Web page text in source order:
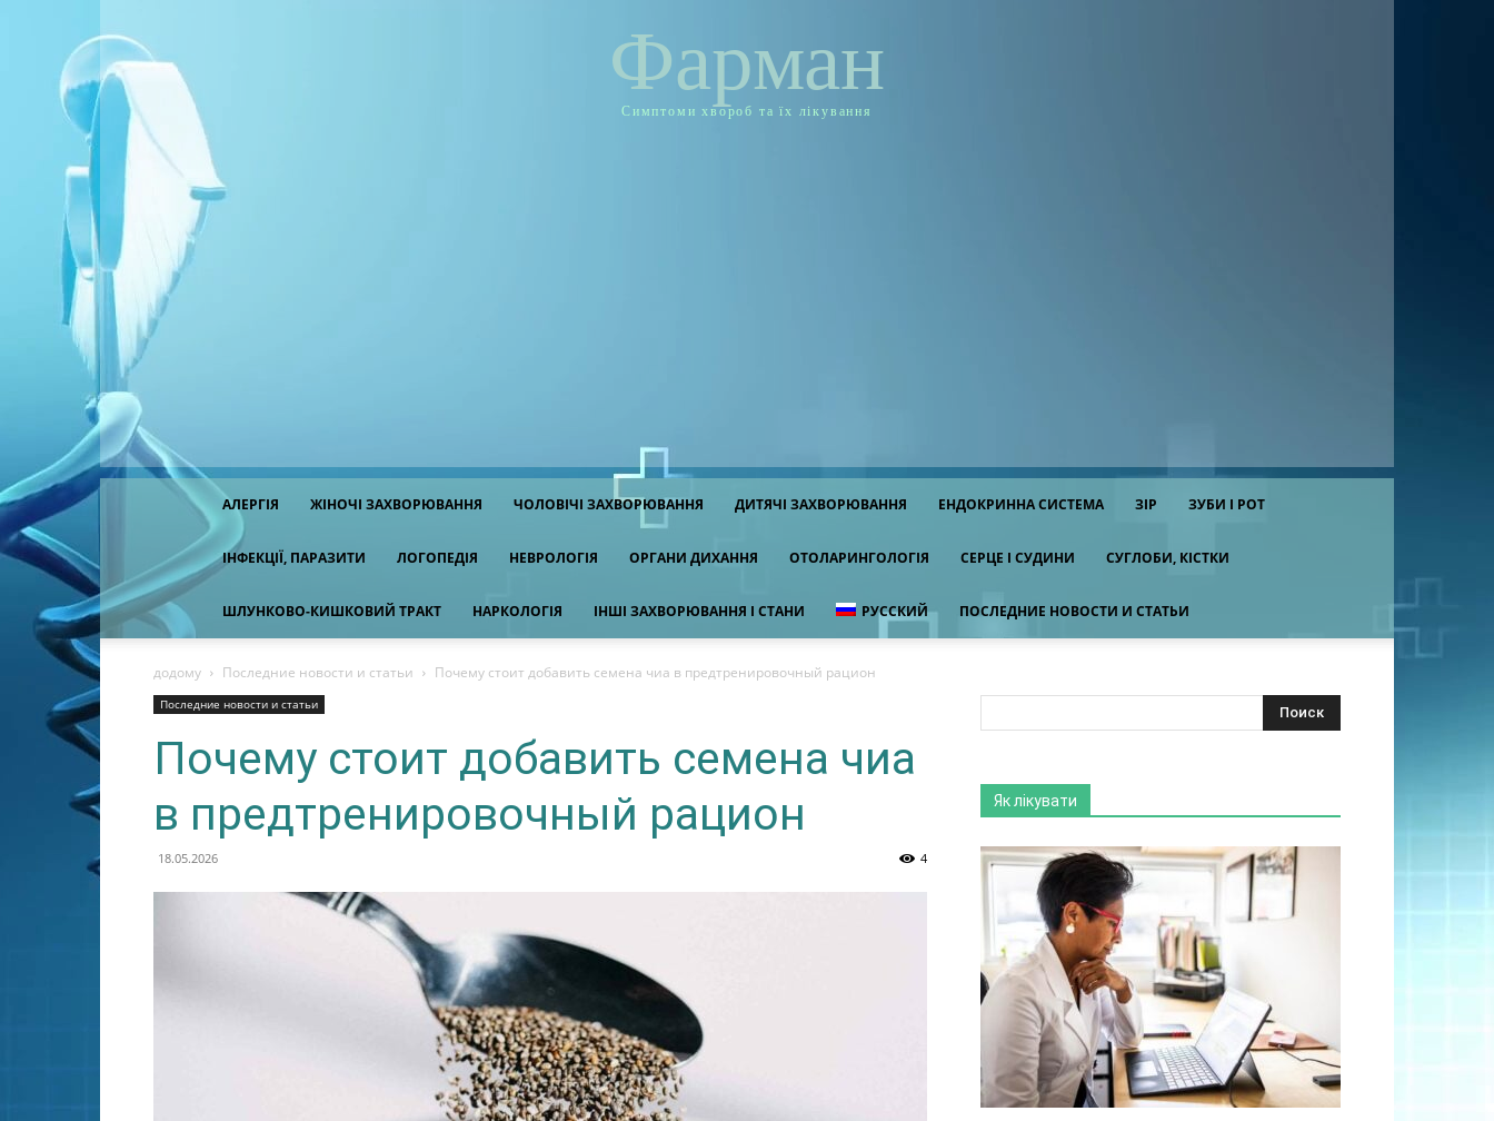
Фарман
Симптоми хвороб та їх лікування
АЛЕРГІЯ ЖІНОЧІ ЗАХВОРЮВАННЯ ЧОЛОВІЧІ ЗАХВОРЮВАННЯ ДИТЯЧІ ЗАХВОРЮВАННЯ ЕНДОКРИННА СИСТЕМА ЗІР ЗУБИ І РОТ
ІНФЕКЦІЇ, ПАРАЗИТИ ЛОГОПЕДІЯ НЕВРОЛОГІЯ ОРГАНИ ДИХАННЯ ОТОЛАРИНГОЛОГІЯ СЕРЦЕ І СУДИНИ СУГЛОБИ, КІСТКИ
ШЛУНКОВО-КИШКОВИЙ ТРАКТ НАРКОЛОГІЯ ІНШІ ЗАХВОРЮВАННЯ І СТАНИ РУССКИЙ ПОСЛЕДНИЕ НОВОСТИ И СТАТЬИ
додому Последние новости и статьи Почему стоит добавить семена чиа в предтренировочный рацион
Последние новости и статьи
Почему стоит добавить семена чиа
в предтренировочный рацион
18.05.2026 4
Як лікувати